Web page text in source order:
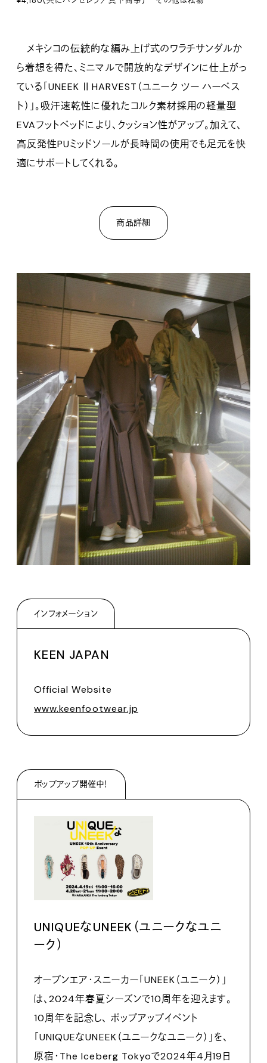
メキシコの伝統的な編み上げ式のワラチサンダルか
ら着想を得た、ミニマルで開放的なデザインに仕上がっ
ている「UNEEK Ⅱ HARVEST（ユニーク ツー ハーベス
ト）」。吸汗速乾性に優れたコルク素材採用の軽量型
EVAフットベッドにより、クッション性がアップ。加えて、
高反発性PUミッドソールが長時間の使用でも足元を快
適にサポートしてくれる。
商品詳細
インフォメーション
KEEN JAPAN
Official Website
www.keenfootwear.jp
ポップアップ開催中！
UNIQUEなUNEEK（ユニークなユニ
ーク）
オープンエア・スニーカー「UNEEK（ユニーク）」
は、2024年春夏シーズンで10周年を迎えます。
10周年を記念し、 ポップアップイベント
「UNIQUEなUNEEK（ユニークなユニーク）」を、
原宿・The Iceberg Tokyoで2024年4月19日